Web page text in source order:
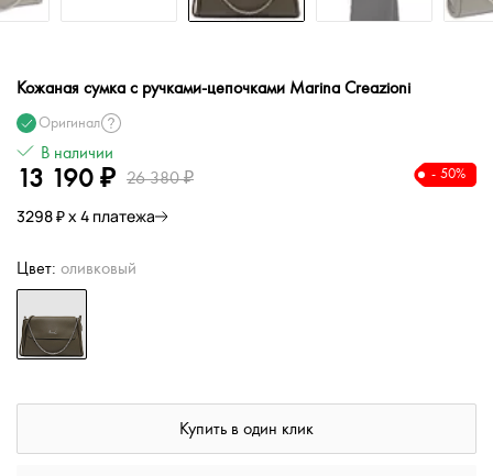
Кожаная сумка с ручками-цепочками Marina Creazioni
Оригинал
В наличии
13 190 ₽ 26 380 ₽ - 50%
3298 ₽ х 4 платежа
Цвет: оливковый
Купить в один клик